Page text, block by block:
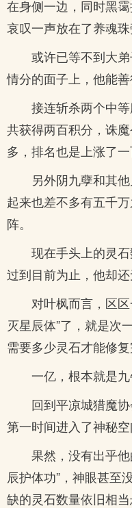
在身侧一边，同时黑
哀叹一声放在了养魂珠
或许已等不到大
情分的面子上，他能
接连斩杀两个中
共获得两百积分，诛
多，排名也是上涨了
另外阴九孽和其
起来也差不多有五千
阵。
现在手头上的灵
过到目前为止，他却还
对叶枫而言，区
灭星辰体”了，就是次
需要多少灵石才能修复
一亿，根本就是九
回到平凉城猎魔
第一时间进入了神秘空
果然，没有出乎
辰护体功”，神眼甚至
缺的灵石数量依旧相当